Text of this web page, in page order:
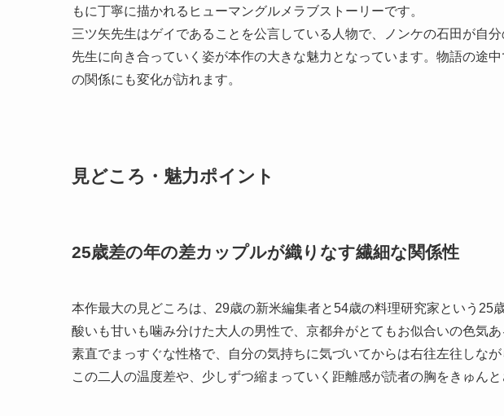
もに丁寧に描かれるヒューマングルメラブストーリーです。
三ツ矢先生はゲイであることを公言している人物で、ノンケの石田が自
先生に向き合っていく姿が本作の大きな魅力となっています。物語の途
の関係にも変化が訪れます。
見どころ・魅力ポイント
25歳差の年の差カップルが織りなす繊細な関係性
本作最大の見どころは、29歳の新米編集者と54歳の料理研究家という25
酸いも甘いも噛み分けた大人の男性で、京都弁がとてもお似合いの色気
素直でまっすぐな性格で、自分の気持ちに気づいてからは右往左往しな
この二人の温度差や、少しずつ縮まっていく距離感が読者の胸をきゅんと